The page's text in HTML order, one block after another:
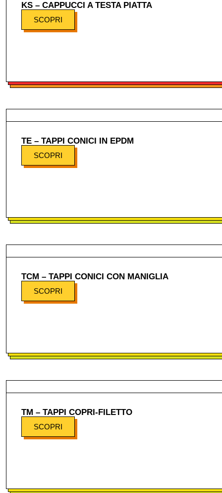
KS – CAPPUCCI A TESTA PIATTA
SCOPRI
TE – TAPPI CONICI IN EPDM
SCOPRI
TCM – TAPPI CONICI CON MANIGLIA
SCOPRI
TM – TAPPI COPRI-FILETTO
SCOPRI